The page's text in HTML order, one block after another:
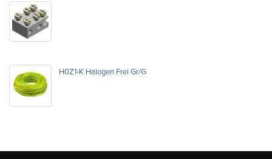
H0Z1-K Halogen Frei Gr/G